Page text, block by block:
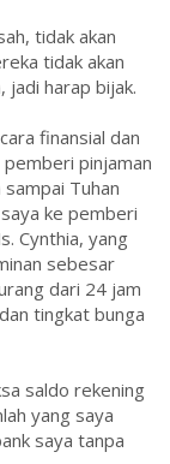
tidak akan
tidak akan
harap bijak.
finansial dan
pinjaman
Tuhan
ke pemberi
Cynthia, yang
sebesar
dari 24 jam
tingkat bunga
saldo rekening
yang saya
saya tanpa